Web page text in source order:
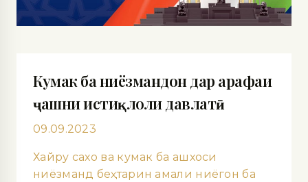
Кумак ба ниёзмандон дар арафаи
ҷашни истиқлоли давлатӣ
09.09.2023
Хайру сахо ва кумак ба ашхоси
ниёзманд беҳтарин амали ниёгон ба